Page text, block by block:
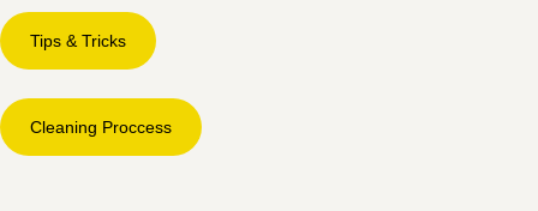
Tips & Tricks
Cleaning Proccess